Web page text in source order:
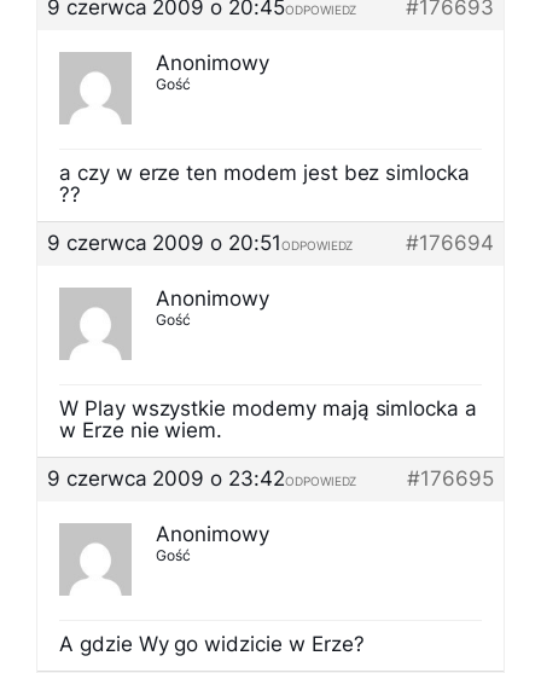
9 czerwca 2009 o 20:45
#176693
ODPOWIEDZ
Anonimowy
Gość
a czy w erze ten modem jest bez simlocka
??
9 czerwca 2009 o 20:51
#176694
ODPOWIEDZ
Anonimowy
Gość
W Play wszystkie modemy mają simlocka a
w Erze nie wiem.
9 czerwca 2009 o 23:42
#176695
ODPOWIEDZ
Anonimowy
Gość
A gdzie Wy go widzicie w Erze?